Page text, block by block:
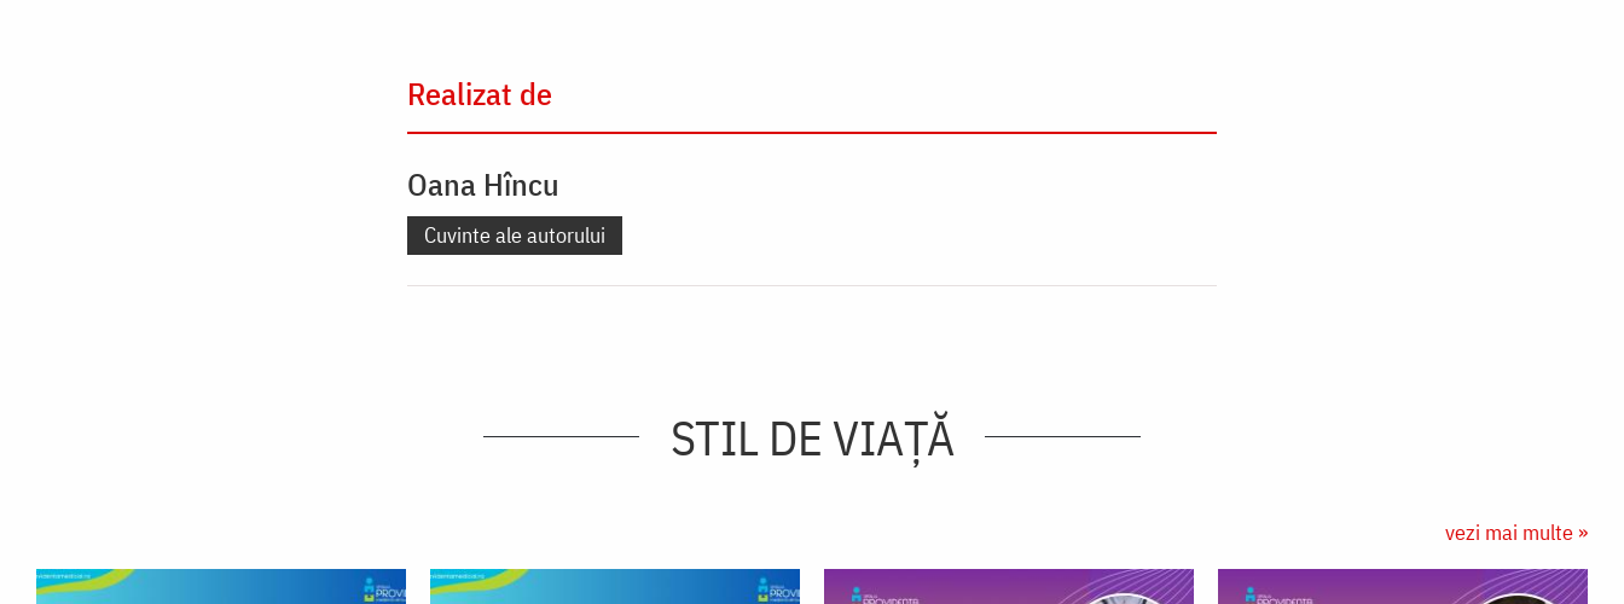
Realizat de
Oana Hîncu
Cuvinte ale autorului
STIL DE VIAŢĂ
vezi mai multe »